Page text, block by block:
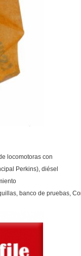
locomotoras con
Perkins), diésel
banco de pruebas,